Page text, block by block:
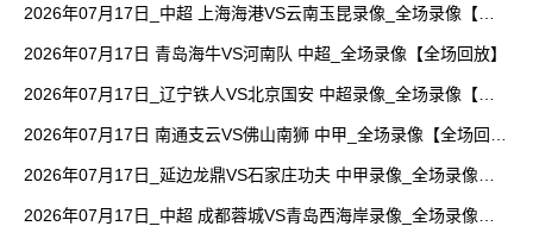
2026年07月17日_中超 上海海港VS云南玉昆录像_全场录像【高
2026年07月17日 青岛海牛VS河南队 中超_全场录像【全场回放】
2026年07月17日_辽宁铁人VS北京国安 中超录像_全场录像【全
2026年07月17日 南通支云VS佛山南狮 中甲_全场录像【全场回
2026年07月17日_延边龙鼎VS石家庄功夫 中甲录像_全场录像
2026年07月17日_中超 成都蓉城VS青岛西海岸录像_全场录像